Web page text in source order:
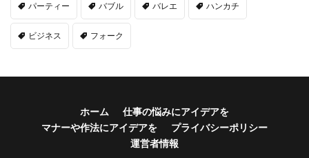
パーティー バブル バレエ ハンカチ
ビジネス フォーク
ホーム
仕事の悩みにアイデアを
マナーや作法にアイデアを
プライバシーポリシー
運営者情報